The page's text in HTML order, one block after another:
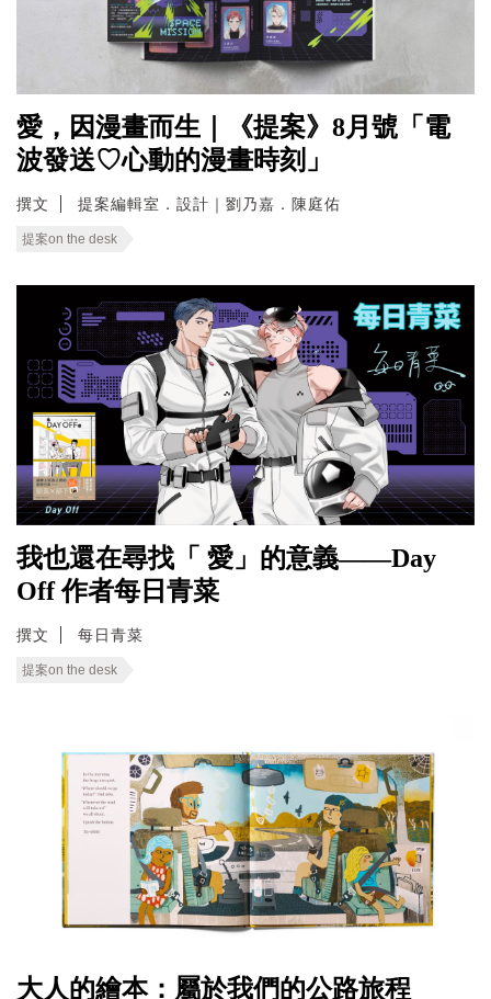
愛，因漫畫而生｜《提案》8月號「電
波發送♡心動的漫畫時刻」
撰文 提案編輯室．設計｜劉乃嘉．陳庭佑
提案on the desk
我也還在尋找「 愛」的意義——Day
Off 作者每日青菜
撰文 每日青菜
提案on the desk
大人的繪本：屬於我們的公路旅程